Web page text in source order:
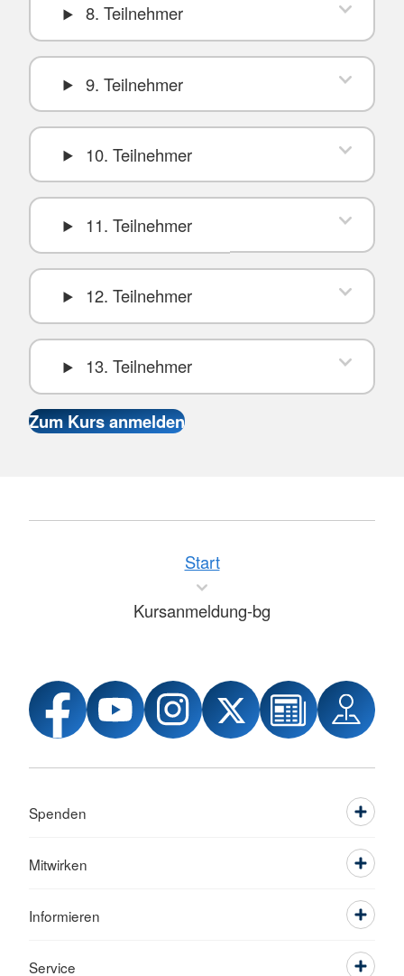
8. Teilnehmer
9. Teilnehmer
10. Teilnehmer
11. Teilnehmer
12. Teilnehmer
13. Teilnehmer
Start
Kursanmeldung-bg
Spenden
Mitwirken
Informieren
Service